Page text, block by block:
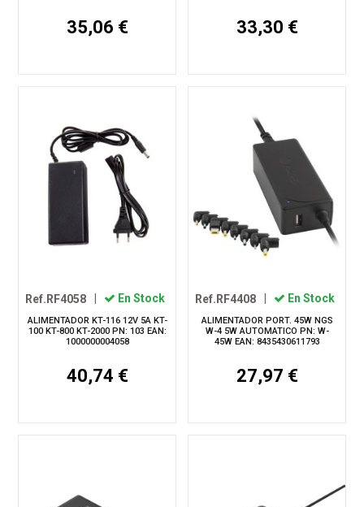
35,06 € 33,30 €
Ref.RF4058 En Stock
ALIMENTADOR KT-116 12V 5A KT-
100 KT-800 KT-2000 PN: 103 EAN:
1000000004058
40,74 €
Ref.RF4408 En Stock
ALIMENTADOR PORT. 45W NGS
W-4 5W AUTOMATICO PN: W-
45W EAN: 8435430611793
27,97 €